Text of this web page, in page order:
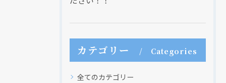
カテゴリー Categories
全てのカテゴリー